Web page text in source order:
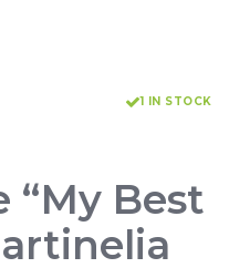
1 IN STOCK
“My Best